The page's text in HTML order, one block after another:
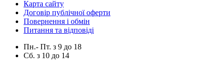
Карта сайту
Договір публічної оферти
Повернення і обмін
Питання та відповіді
Пн.- Пт. з 9 до 18
Сб. з 10 до 14